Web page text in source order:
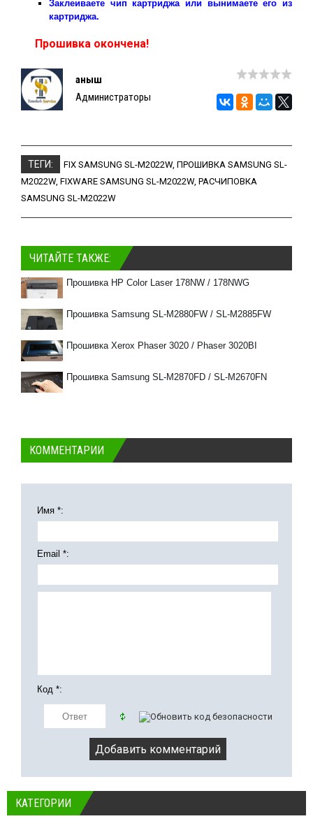
Заклеиваете чип картриджа или вынимаете его из
картриджа.
Прошивка окончена!
Қаныш
Администраторы
ТЕГИ: FIX SAMSUNG SL-M2022W, ПРОШИВКА SAMSUNG SL-
M2022W, FIXWARE SAMSUNG SL-M2022W, РАСЧИПОВКА
SAMSUNG SL-M2022W
ЧИТАЙТЕ ТАКЖЕ:
Прошивка HP Color Laser 178NW / 178NWG
Прошивка Samsung SL-M2880FW / SL-M2885FW
Прошивка Xerox Phaser 3020 / Phaser 3020BI
Прошивка Samsung SL-M2870FD / SL-M2670FN
КОММЕНТАРИИ
Имя *:
Email *:
Код *:
КАТЕГОРИИ